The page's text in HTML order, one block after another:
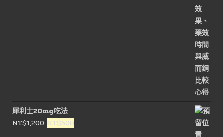
犀利士20mg吃法
NT$1,200 原
NT$500